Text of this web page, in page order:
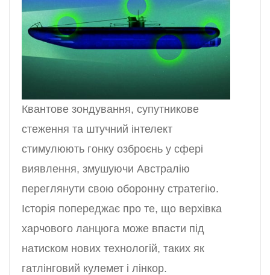
Квантове зондування, супутникове
стеження та штучний інтелект
стимулюють гонку озброєнь у сфері
виявлення, змушуючи Австралію
переглянути свою оборонну стратегію.
Історія попереджає про те, що верхівка
харчового ланцюга може впасти під
натиском нових технологій, таких як
гатлінговий кулемет і лінкор.